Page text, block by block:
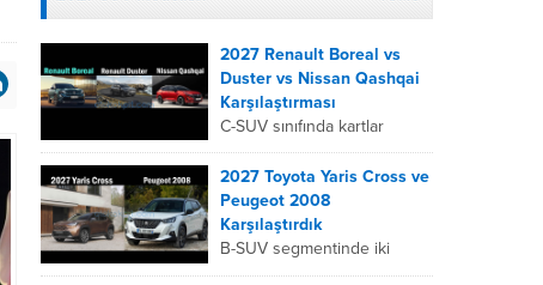
2027 Renault Boreal vs
Duster vs Nissan Qashqai
Karşılaştırması
C-SUV sınıfında kartlar
yeniden dağıtıldı. 2027
Renault Boreal, Renault
Duster ve Nissan Qashqai;
her biri farklı bir sürüş
deneyimi, motor...
2027 Toyota Yaris Cross ve
Peugeot 2008
Karşılaştırdık
B-SUV segmentinde iki
önemli oyuncu olan 2027